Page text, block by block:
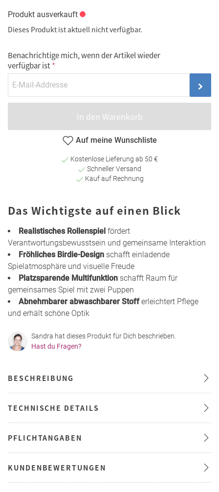
Produkt ausverkauft
Dieses Produkt ist aktuell nicht verfügbar.
Benachrichtige mich, wenn der Artikel wieder
verfügbar ist
In den Warenkorb
Auf meine Wunschliste
Kostenlose Lieferung ab 50 €
Schneller Versand
Kauf auf Rechnung
Das Wichtigste auf einen Blick
Realistisches Rollenspiel fördert
Verantwortungsbewusstsein und gemeinsame Interaktion
Fröhliches Birdie-Design schafft einladende
Spielatmosphäre und visuelle Freude
Platzsparende Multifunktion schafft Raum für
gemeinsames Spiel mit zwei Puppen
Abnehmbarer abwaschbarer Stofferleichtert Pflege
und erhält schöne Optik
Sandra hat dieses Produkt für Dich beschrieben.
Hast du Fragen?
BESCHREIBUNG
TECHNISCHE DETAILS
PFLICHTANGABEN
KUNDENBEWERTUNGEN